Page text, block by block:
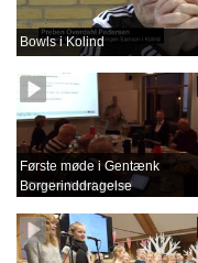
Bowls i Kolind
Første møde i Gentænk
Borgerinddragelse